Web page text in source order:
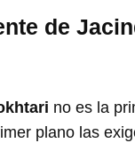
de
no es la
plano las